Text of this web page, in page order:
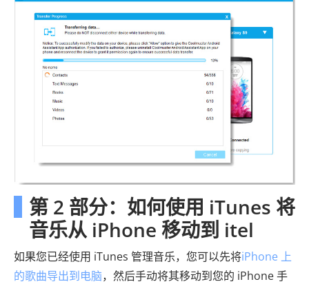
第 2 部分：如何使用 iTunes 将
音乐从 iPhone 移动到 itel
如果您已经使用 iTunes 管理音乐，您可以先将iPhone 上
的歌曲导出到电脑，然后手动将其移动到您的 iPhone 手